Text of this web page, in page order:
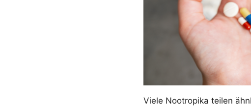
Viele Nootropika teilen